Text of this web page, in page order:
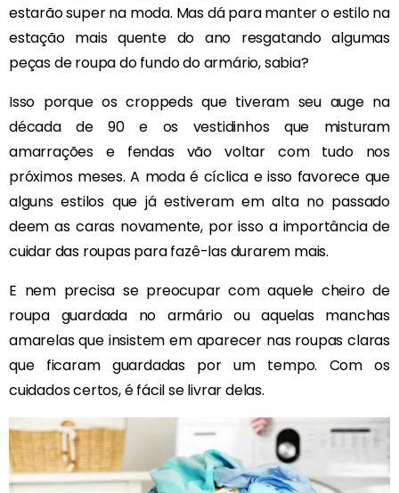
estarão super na moda. Mas dá para manter o estilo na
estação mais quente do ano resgatando algumas
peças de roupa do fundo do armário, sabia?
Isso porque os croppeds que tiveram seu auge na
década de 90 e os vestidinhos que misturam
amarrações e fendas vão voltar com tudo nos
próximos meses. A moda é cíclica e isso favorece que
alguns estilos que já estiveram em alta no passado
deem as caras novamente, por isso a importância de
cuidar das roupas para fazê-las durarem mais.
E nem precisa se preocupar com aquele cheiro de
roupa guardada no armário ou aquelas manchas
amarelas que insistem em aparecer nas roupas claras
que ficaram guardadas por um tempo. Com os
cuidados certos, é fácil se livrar delas.